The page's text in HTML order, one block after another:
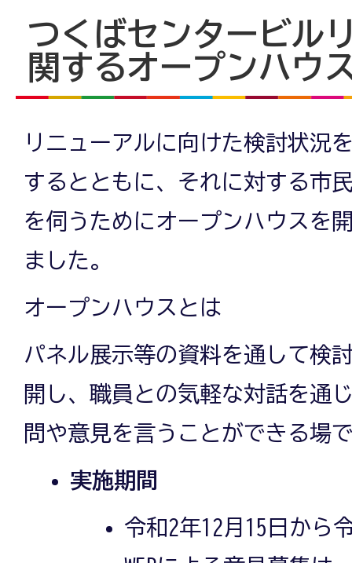
つくばセンタービル
関するオープンハウ
リニューアルに向けた検討状況
するとともに、それに対する市
を伺うためにオープンハウスを
ました。
オープンハウスとは
パネル展示等の資料を通して検
開し、職員との気軽な対話を通
問や意見を言うことができる場
実施期間
令和2年12月15日から